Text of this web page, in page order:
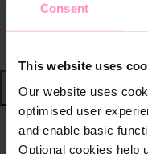
Consent
This website uses
Our website uses
optimised user
and enable basic
Optional cookies help
Fussball
RACE LAP
zurück |